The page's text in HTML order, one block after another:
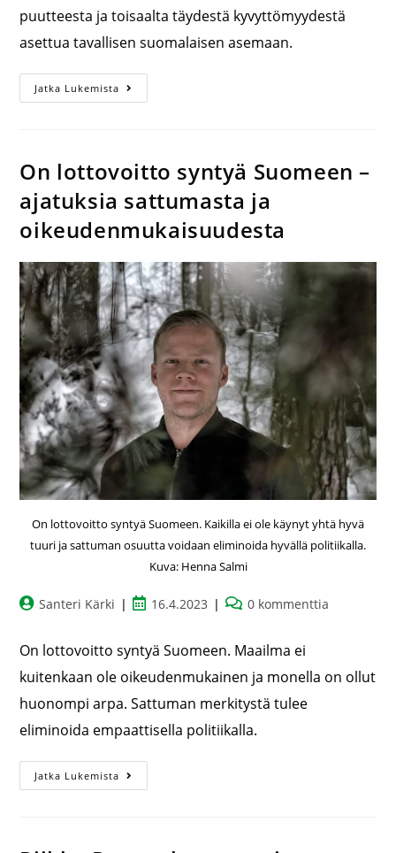
puutteesta ja toisaalta täydestä kyvyttömyydestä
asettua tavallisen suomalaisen asemaan.
Jatka Lukemista
On lottovoitto syntyä Suomeen –
ajatuksia sattumasta ja
oikeudenmukaisuudesta
On lottovoitto syntyä Suomeen. Kaikilla ei ole käynyt yhtä hyvä
tuuri ja sattuman osuutta voidaan eliminoida hyvällä politiikalla.
Kuva: Henna Salmi
Santeri Kärki 16.4.2023 0 kommenttia
On lottovoitto syntyä Suomeen. Maailma ei
kuitenkaan ole oikeudenmukainen ja monella on ollut
huonompi arpa. Sattuman merkitystä tulee
eliminoida empaattisella politiikalla.
Jatka Lukemista